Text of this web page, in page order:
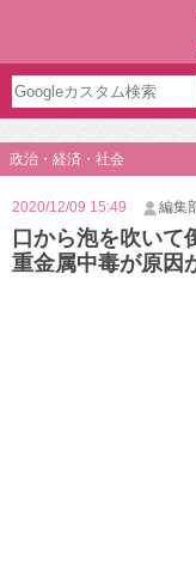
政治・経済・社会
2020/12/09 15:49 編集
口から泡を吹い
重金属中毒が原因